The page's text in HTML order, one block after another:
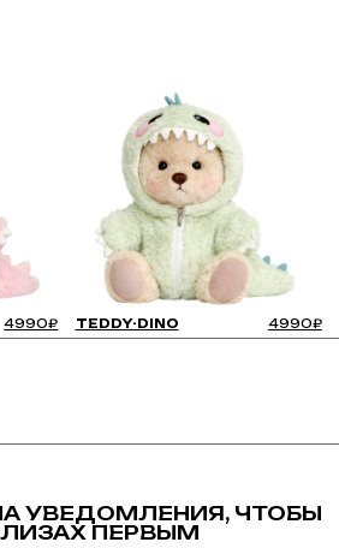
4990₽ TEDDY-DINO 4990₽
УВЕДОМЛЕНИЯ, ЧТОБЫ
ПЕРВЫМ